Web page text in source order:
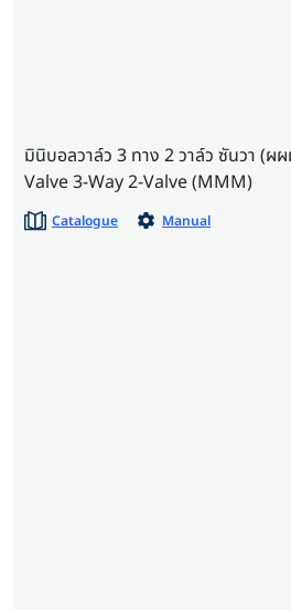
มินิบอลวาล์ว 3 ทาง 2 วาล์ว ซันวา (ผ
Valve 3-Way 2-Valve (MMM)
Catalogue Manual